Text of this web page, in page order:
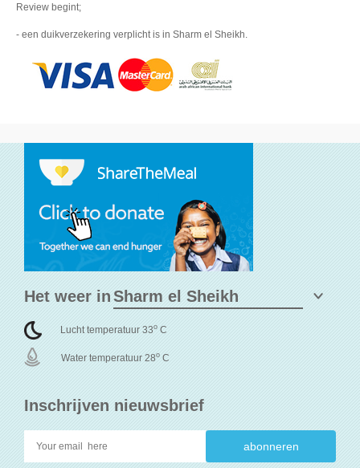
Review begint;
- een duikverzekering verplicht is in Sharm el Sheikh.
Inschrijven nieuwsbrief
Het weer in
Lucht temperatuur 33o C
Water temperatuur 28o C